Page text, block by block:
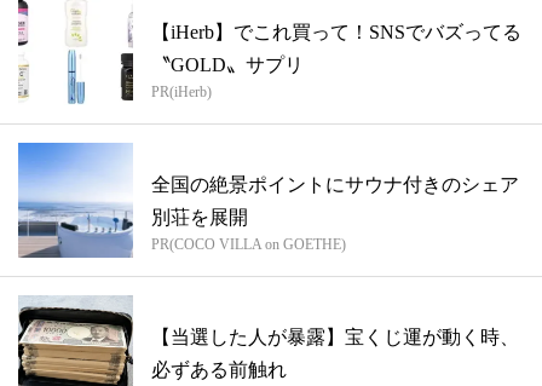
【iHerb】でこれ買って！SNSでバズってる
〝GOLD〟サプリ
PR(iHerb)
全国の絶景ポイントにサウナ付きのシェア
別荘を展開
PR(COCO VILLA on GOETHE)
【当選した人が暴露】宝くじ運が動く時、
必ずある前触れ